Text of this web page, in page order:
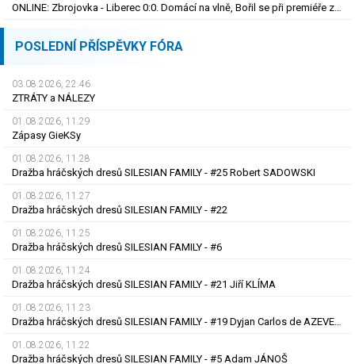
ONLINE: Zbrojovka - Liberec 0:0. Domácí na vlně, Bořil se při premiéře za Slovan zranil
POSLEDNÍ PŘÍSPĚVKY FÓRA
03.08.2026, 22.46
ZTRÁTY a NÁLEZY
01.08.2026, 11.29
Zápasy GieKSy
01.08.2026, 11.28
Dražba hráčských dresů SILESIAN FAMILY - #25 Robert SADOWSKI
01.08.2026, 11.27
Dražba hráčských dresů SILESIAN FAMILY - #22
01.08.2026, 11.25
Dražba hráčských dresů SILESIAN FAMILY - #6
01.08.2026, 11.24
Dražba hráčských dresů SILESIAN FAMILY - #21 Jiří KLÍMA
01.08.2026, 11.23
Dražba hráčských dresů SILESIAN FAMILY - #19 Dyjan Carlos de AZEVEDO
01.08.2026, 11.22
Dražba hráčských dresů SILESIAN FAMILY - #5 Adam JÁNOŠ